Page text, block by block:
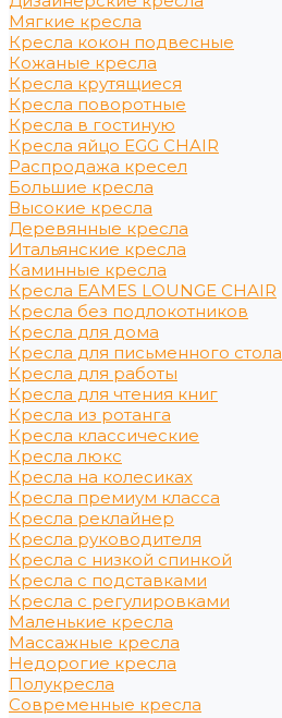
Мягкие кресла
Кресла кокон подвесные
Кожаные кресла
Кресла крутящиеся
Кресла поворотные
Кресла в гостиную
Кресла яйцо EGG CHAIR
Распродажа кресел
Большие кресла
Высокие кресла
Деревянные кресла
Итальянские кресла
Каминные кресла
Кресла EAMES LOUNGE CHAIR
Кресла без подлокотников
Кресла для дома
Кресла для письменного стола
Кресла для работы
Кресла для чтения книг
Кресла из ротанга
Кресла классические
Кресла люкс
Кресла на колесиках
Кресла премиум класса
Кресла реклайнер
Кресла руководителя
Кресла с низкой спинкой
Кресла с подставками
Кресла с регулировками
Маленькие кресла
Массажные кресла
Недорогие кресла
Полукресла
Современные кресла